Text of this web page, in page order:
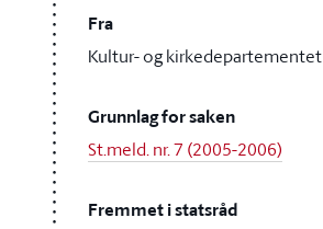
Fra
Kultur- og kirkedepartementet
Grunnlag for saken
St.meld. nr. 7 (2005-2006)
Fremmet i statsråd